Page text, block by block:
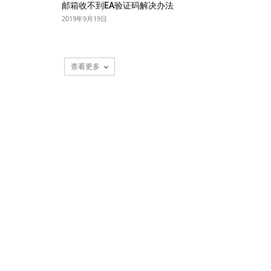
邮箱收不到EA验证码解决办法
2019年9月19日
查看更多